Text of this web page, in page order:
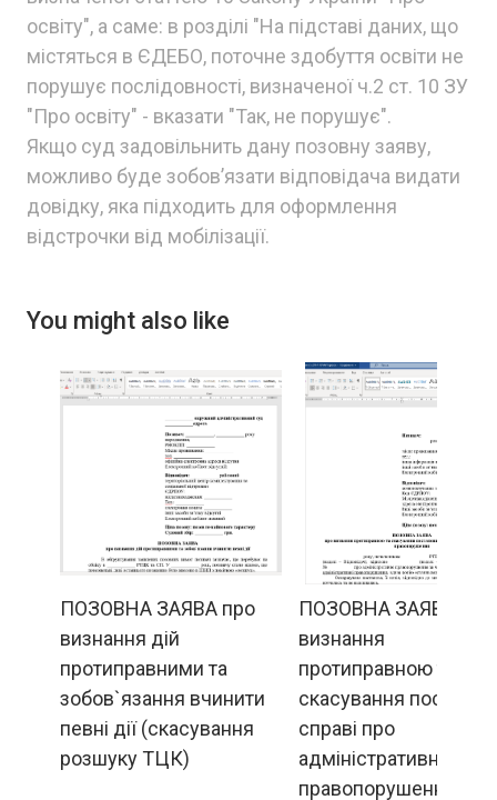
освіту", а саме: в розділі "На підставі даних, що
містяться в ЄДЕБО, поточне здобуття освіти не
порушує послідовності, визначеної ч.2 ст. 10 ЗУ
"Про освіту" - вказати "Так, не порушує".
Якщо суд задовільнить дану позовну заяву,
можливо буде зобовʼязати відповідача видати
довідку, яка підходить для оформлення
відстрочки від мобілізації.
You might also like
ПОЗОВНА ЗАЯВА про
визнання дій
протиправними та
зобов`язання вчинити
певні дії (скасування
розшуку ТЦК)
ПОЗОВНА ЗАЯВА про
визнання
протиправною та
скасування
справі про
адміністративне
правопорушення